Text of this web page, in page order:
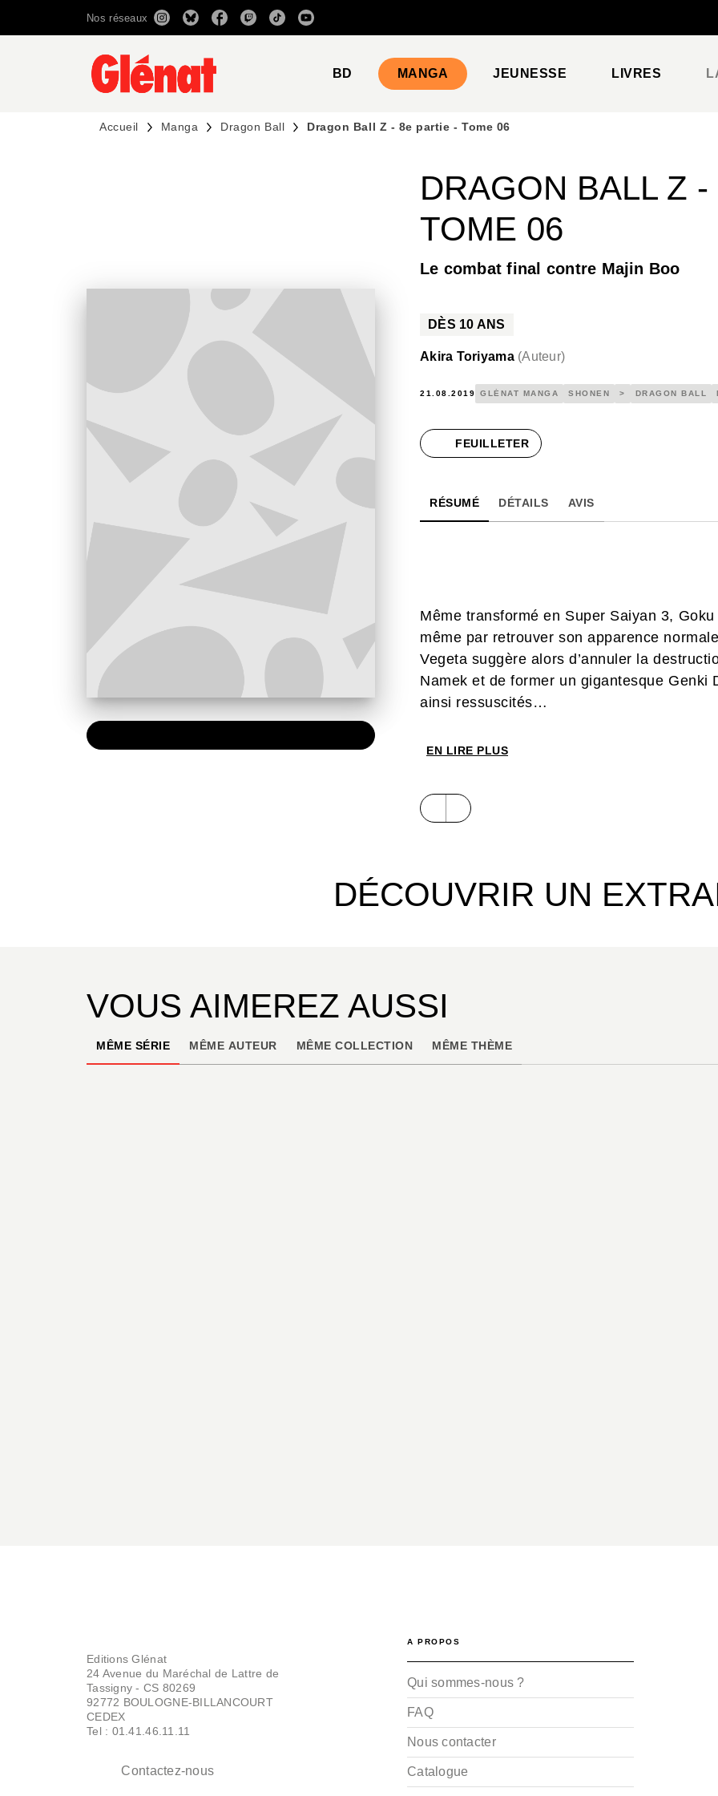
RECHERCHE CONTENU
Nos réseaux
BD MANGA JEUNESSE LIVRES
Accueil Manga Dragon Ball Dragon Ball Z - 8e partie - Tome 06
DRAGON BALL Z
TOME 06
Le combat final contre Majin Boo
DÈS 10 ANS
Akira Toriyama (Auteur)
21.08.2019 GLÉNAT MANGA SHONEN > DRAGON BALL
FEUILLETER
RÉSUMÉ DÉTAILS AVIS
Même transformé en Super Saiyan 3,
même par retrouver son apparence
Vegeta suggère alors d’annuler la
Namek et de former un gigantesque Genki
ainsi ressuscités…
EN LIRE PLUS
DÉCOUVRIR UN
VOUS AIMEREZ AUSSI
MÊME SÉRIE MÊME AUTEUR MÊME COLLECTION MÊME THÈME
Editions Glénat
24 Avenue du Maréchal de Lattre de
Tassigny - CS 80269
92772 BOULOGNE-BILLANCOURT
CEDEX
Tel : 01.41.46.11.11
Contactez-nous
A PROPOS
Qui sommes-nous ?
FAQ
Nous contacter
Catalogue